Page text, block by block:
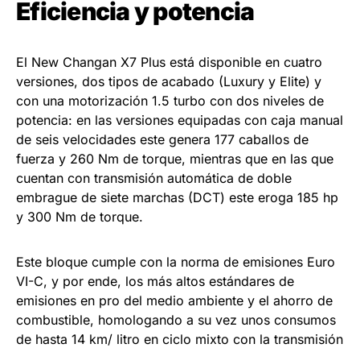
Eficiencia y potencia
El New Changan X7 Plus está disponible en cuatro
versiones, dos tipos de acabado (Luxury y Elite) y
con una motorización 1.5 turbo con dos niveles de
potencia: en las versiones equipadas con caja manual
de seis velocidades este genera 177 caballos de
fuerza y 260 Nm de torque, mientras que en las que
cuentan con transmisión automática de doble
embrague de siete marchas (DCT) este eroga 185 hp
y 300 Nm de torque.
Este bloque cumple con la norma de emisiones Euro
VI-C, y por ende, los más altos estándares de
emisiones en pro del medio ambiente y el ahorro de
combustible, homologando a su vez unos consumos
de hasta 14 km/ litro en ciclo mixto con la transmisión